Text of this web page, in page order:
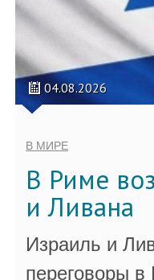
04.08.2026
В МИРЕ
В Риме
и Ливана
Израиль и
переговоры